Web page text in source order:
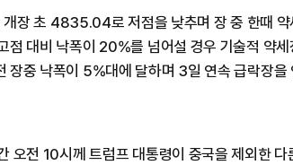
장 초 4835.04로 저점을 낮추며 장 중 한때 약
점 대비 낙폭이 20%를 넘어설 경우 기술적 약
장중 낙폭이 5%대에 달하며 3일 연속 급락장을
오전 10시께 트럼프 대통령이 중국을 제외한